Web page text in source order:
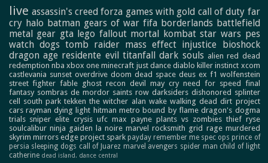
live assassin's creed forza games with gold call of duty far
cry halo batman gears of war fifa borderlands battlefield
metal gear gta lego fallout mortal kombat star wars pes
watch dogs tomb raider mass effect injustice bioshock
dragon age residente evil titanfall dark souls alien red dead
redemption nba xbox one minecraft just dance diablo killer instinct xcom
castlevania sunset overdrive doom dead space deus ex f1 wolfenstein
street fighter fable ghost recon devil may cry need for speed final
fantasy sombras de mordor saints row darksiders dishonored splinter
cell
south park tekken the witcher alan wake walking dead dirt project
cars rayman dying light hitman metro bound by flame dragon's dogma
trials sniper elite crysis ufc max payne plants vs zombies thief ryse
soulcalibur ninja gaiden la noire marvel rocksmith grid rage murdered
skyrim mirrors edge project spark payday remember me spec ops prince of
persia sleeping dogs call of Juarez marvel avengers spider man child of light
catherine dead island. dance central